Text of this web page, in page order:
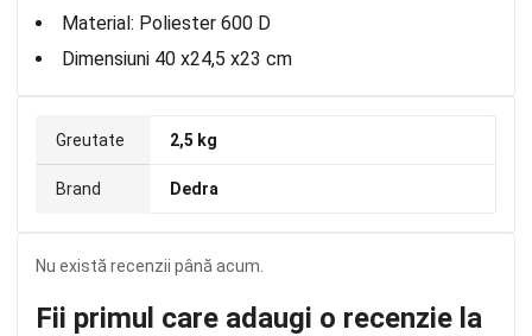
Material: Poliester 600 D
Dimensiuni 40 x24,5 x23 cm
Greutate 2,5 kg
Brand Dedra
Nu există recenzii până acum.
Fii primul care adaugi o recenzie la